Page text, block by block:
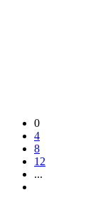
0
4
8
12
...